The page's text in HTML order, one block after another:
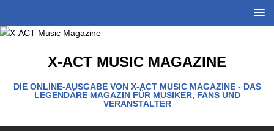
X-ACT MUSIC MAGAZINE
DIE ONLINE-AUSGABE VON X-ACT MUSIC MAGAZINE - DAS
LEGENDÄRE MAGAZIN FÜR MUSIKER, FANS UND
VERANSTALTER